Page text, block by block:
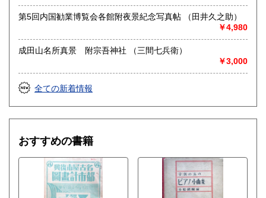
第5回内国勧業博覧会各館附夜景紀念写真帖 （田井久之助）
￥4,980
成田山名所真景 附宗吾神社 （三間七兵衛）
￥3,000
全ての新着情報
おすすめの書籍